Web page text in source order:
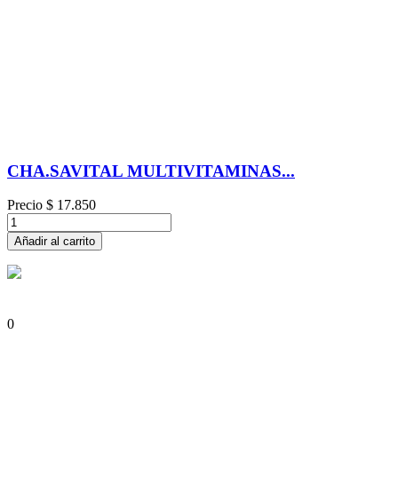
CHA.SAVITAL MULTIVITAMINAS...
Precio $ 17.850
Añadir al carrito
0